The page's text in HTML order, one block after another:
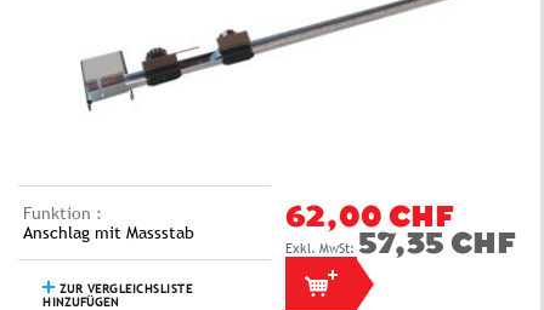
Funktion :
Anschlag mit Massstab
ZUR VERGLEICHSLISTE
HINZUFÜGEN
62,00 CHF
57,35 CHF